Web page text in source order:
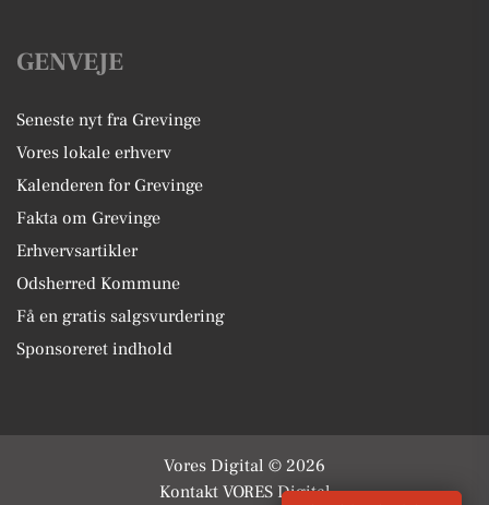
GENVEJE
Seneste nyt fra Grevinge
Vores lokale erhverv
Kalenderen for Grevinge
Fakta om Grevinge
Erhvervsartikler
Odsherred Kommune
Få en gratis salgsvurdering
Sponsoreret indhold
Vores Digital © 2026
Kontakt VORES Digital